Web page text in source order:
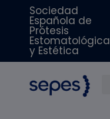
Sociedad
Española de
Prótesis
Estomatológica
y Estética